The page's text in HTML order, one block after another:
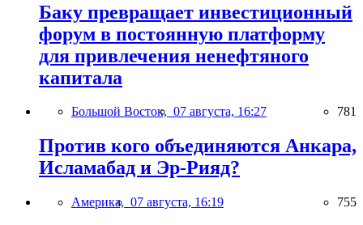
Баку превращает инвестиционный
форум в постоянную платформу
для привлечения ненефтяного
капитала
Большой Восток, 07 августа, 16:27 781
Против кого объединяются Анкара,
Исламабад и Эр-Рияд?
Америка, 07 августа, 16:19 755